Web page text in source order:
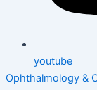
youtube
Ophthalmology &